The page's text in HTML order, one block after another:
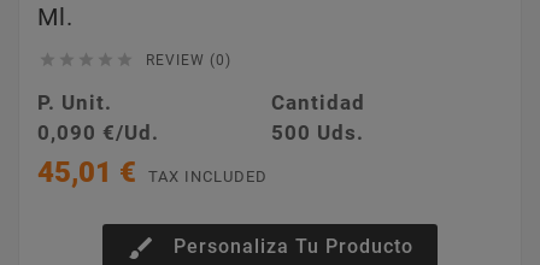
Ml.
     REVIEW (0)
P. Unit.
Cantidad
0,090 €/Ud.
500 Uds.
45,01 € TAX INCLUDED
brush Personaliza Tu Producto